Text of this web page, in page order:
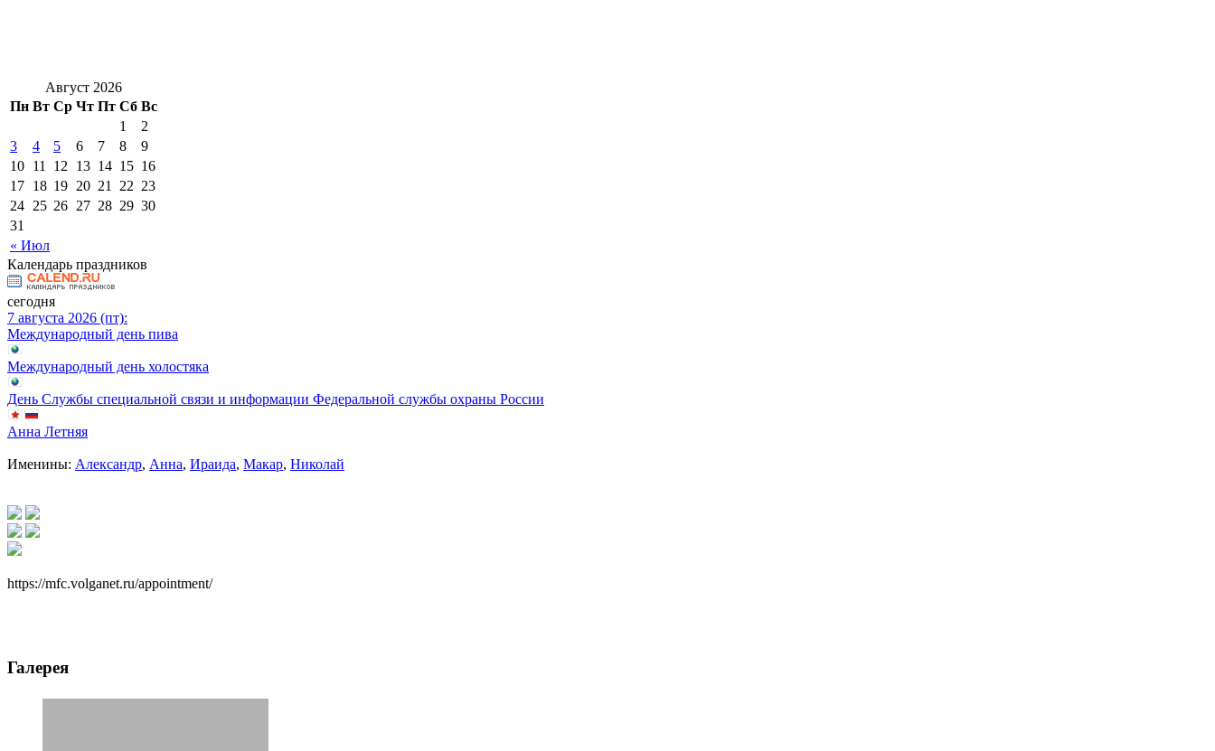
Август 2026
Пн Вт Ср Чт Пт Сб Вс
« Июл
1
2
3
4 5 6 7 8
9
10 11 12 13 14 15 16
17 18 19 20 21 22 23
24 25 26 27 28 29 30
31
Календарь праздников
сегодня
7 августа 2026 (пт):
Международный день пива
Международный день холостяка
День Службы специальной связи и информации Федеральной службы охраны России
Анна Летняя
Именины: Александр, Анна, Ираида, Макар, Николай
https://mfc.volganet.ru/appointment/
Галерея